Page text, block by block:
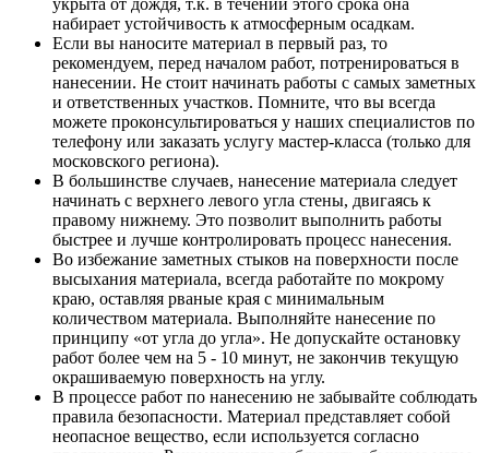
укрыта от дождя, т.к. в течении этого срока она
набирает устойчивость к атмосферным осадкам.
Если вы наносите материал в первый раз, то
рекомендуем, перед началом работ, потренироваться в
нанесении. Не стоит начинать работы с самых заметных
и ответственных участков. Помните, что вы всегда
можете проконсультироваться у наших специалистов по
телефону или заказать услугу мастер-класса (только для
московского региона).
В большинстве случаев, нанесение материала следует
начинать с верхнего левого угла стены, двигаясь к
правому нижнему. Это позволит выполнить работы
быстрее и лучше контролировать процесс нанесения.
Во избежание заметных стыков на поверхности после
высыхания материала, всегда работайте по мокрому
краю, оставляя рваные края с минимальным
количеством материала. Выполняйте нанесение по
принципу «от угла до угла». Не допускайте остановку
работ более чем на 5 - 10 минут, не закончив текущую
окрашиваемую поверхность на углу.
В процессе работ по нанесению не забывайте соблюдать
правила безопасности. Материал представляет собой
неопасное вещество, если используется согласно